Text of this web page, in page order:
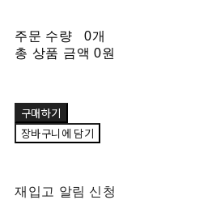
주문 수량
0개
총 상품 금액 0원
구매하기
장바구니에 담기
재입고 알림 신청